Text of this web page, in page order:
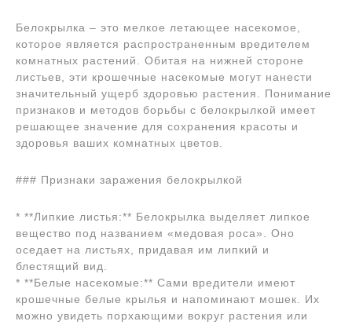
Белокрылка – это мелкое летающее насекомое,
которое является распространенным вредителем
комнатных растений. Обитая на нижней стороне
листьев, эти крошечные насекомые могут нанести
значительный ущерб здоровью растения. Понимание
признаков и методов борьбы с белокрылкой имеет
решающее значение для сохранения красоты и
здоровья ваших комнатных цветов.
### Признаки заражения белокрылкой
* **Липкие листья:** Белокрылка выделяет липкое
вещество под названием «медовая роса». Оно
оседает на листьях, придавая им липкий и
блестящий вид.
* **Белые насекомые:** Сами вредители имеют
крошечные белые крылья и напоминают мошек. Их
можно увидеть порхающими вокруг растения или